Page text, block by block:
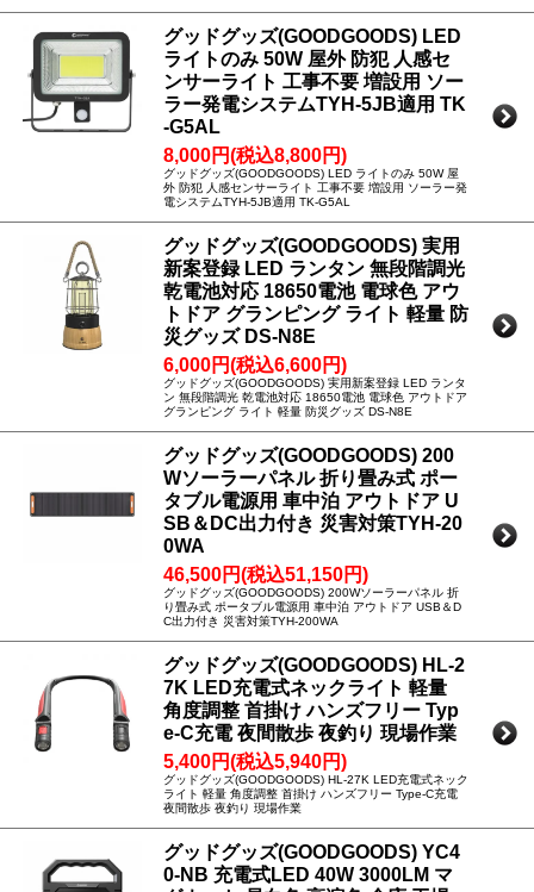
グッドグッズ(GOODGOODS) LED
ライトのみ 50W 屋外 防犯 人感セ
ンサーライト 工事不要 増設用 ソー
ラー発電システムTYH-5JB適用 TK
-G5AL
8,000円(税込8,800円)
グッドグッズ(GOODGOODS) LED ライトのみ 50W 屋
外 防犯 人感センサーライト 工事不要 増設用 ソーラー発
電システムTYH-5JB適用 TK-G5AL
グッドグッズ(GOODGOODS) 実用
新案登録 LED ランタン 無段階調光
乾電池対応 18650電池 電球色 アウ
トドア グランピング ライト 軽量 防
災グッズ DS-N8E
6,000円(税込6,600円)
グッドグッズ(GOODGOODS) 実用新案登録 LED ランタ
ン 無段階調光 乾電池対応 18650電池 電球色 アウトドア
グランピング ライト 軽量 防災グッズ DS-N8E
グッドグッズ(GOODGOODS) 200
Wソーラーパネル 折り畳み式 ポー
タブル電源用 車中泊 アウトドア U
SB＆DC出力付き 災害対策TYH-20
0WA
46,500円(税込51,150円)
グッドグッズ(GOODGOODS) 200Wソーラーパネル 折
り畳み式 ポータブル電源用 車中泊 アウトドア USB＆D
C出力付き 災害対策TYH-200WA
グッドグッズ(GOODGOODS) HL-2
7K LED充電式ネックライト 軽量
角度調整 首掛け ハンズフリー Typ
e-C充電 夜間散歩 夜釣り 現場作業
5,400円(税込5,940円)
グッドグッズ(GOODGOODS) HL-27K LED充電式ネック
ライト 軽量 角度調整 首掛け ハンズフリー Type-C充電
夜間散歩 夜釣り 現場作業
グッドグッズ(GOODGOODS) YC4
0-NB 充電式LED 40W 3000LM マ